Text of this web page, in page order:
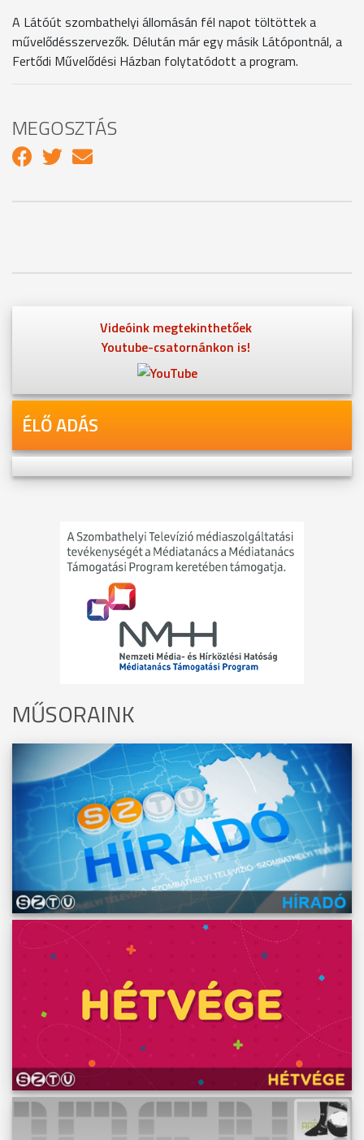
A Látóút szombathelyi állomásán fél napot töltöttek a
művelődésszervezők. Délután már egy másik Látópontnál, a
Fertődi Művelődési Házban folytatódott a program.
MEGOSZTÁS
Videóink megtekinthetőek
Youtube-csatornánkon is!
ÉLŐ ADÁS
MŰSORAINK